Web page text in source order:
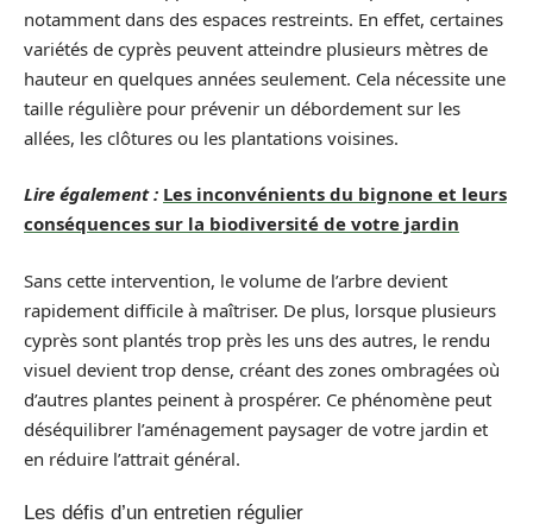
notamment dans des espaces restreints. En effet, certaines
variétés de cyprès peuvent atteindre plusieurs mètres de
hauteur en quelques années seulement. Cela nécessite une
taille régulière pour prévenir un débordement sur les
allées, les clôtures ou les plantations voisines.
Lire également : Les inconvénients du bignone et leurs
conséquences sur la biodiversité de votre jardin
Sans cette intervention, le volume de l’arbre devient
rapidement difficile à maîtriser. De plus, lorsque plusieurs
cyprès sont plantés trop près les uns des autres, le rendu
visuel devient trop dense, créant des zones ombragées où
d’autres plantes peinent à prospérer. Ce phénomène peut
déséquilibrer l’aménagement paysager de votre jardin et
en réduire l’attrait général.
Les défis d’un entretien régulier